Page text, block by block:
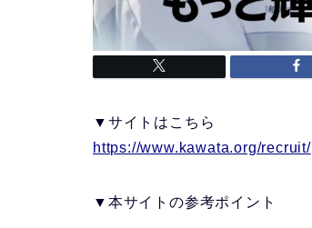
▼サイトはこちら
https://www.kawata.org/recruit/
▼本サイトの参考ポイント